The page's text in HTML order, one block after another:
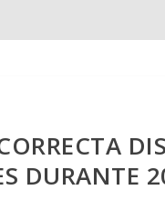
DURANTE